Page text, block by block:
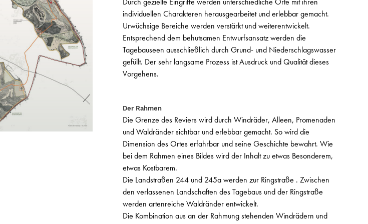
individuellen Charakteren herausgearbeitet und erlebbar gemacht.
Urwüchsige Bereiche werden verstärkt und weiterentwickelt.
Entsprechend dem behutsamen Entwurfsansatz werden die
Tagebauseen ausschließlich durch Grund- und Niederschlagswasser
gefüllt. Der sehr langsame Prozess ist Ausdruck und Qualität dieses
Vorgehens.
Der Rahmen
Die Grenze des Reviers wird durch Windräder, Alleen, Promenaden
und Waldränder sichtbar und erlebbar gemacht. So wird die
Dimension des Ortes erfahrbar und seine Geschichte bewahrt. Wie
bei dem Rahmen eines Bildes wird der Inhalt zu etwas Besonderem,
etwas Kostbarem.
Die Landstraßen 244 und 245a werden zur Ringstraße . Zwischen
den verlassenen Landschaften des Tagebaus und der Ringstraße
werden artenreiche Waldränder entwickelt.
Die Kombination aus an der Rahmung stehenden Windrädern und